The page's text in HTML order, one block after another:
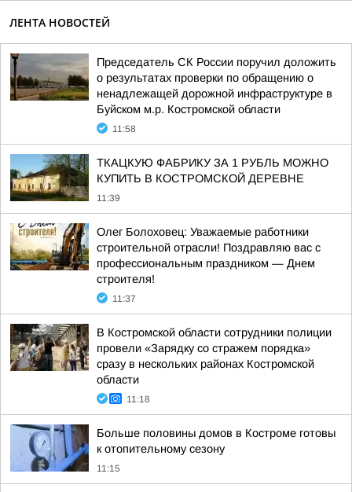
ЛЕНТА НОВОСТЕЙ
Председатель СК России поручил доложить
о результатах проверки по обращению о
ненадлежащей дорожной инфраструктуре в
Буйском м.р. Костромской области
11:58
ТКАЦКУЮ ФАБРИКУ ЗА 1 РУБЛЬ МОЖНО
КУПИТЬ В КОСТРОМСКОЙ ДЕРЕВНЕ
11:39
Олег Болоховец: Уважаемые работники
строительной отрасли! Поздравляю вас с
профессиональным праздником — Днем
строителя!
11:37
В Костромской области сотрудники полиции
провели «Зарядку со стражем порядка»
сразу в нескольких районах Костромской
области
11:18
Больше половины домов в Костроме готовы
к отопительному сезону
11:15